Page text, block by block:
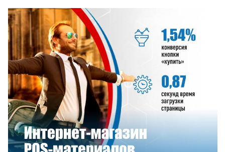
Смотреть проект